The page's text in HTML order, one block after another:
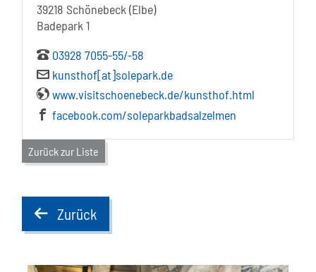
39218 Schönebeck (Elbe)
Badepark 1
03928 7055-55/-58
kunsthof[at]solepark.de
www.visitschoenebeck.de/kunsthof.html
facebook.com/soleparkbadsalzelmen
Zurück zur Liste
backZurück